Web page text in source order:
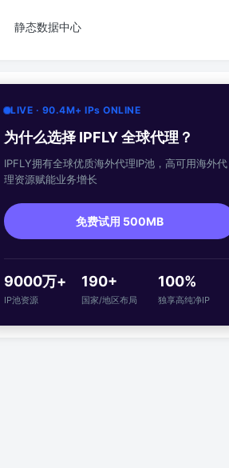
静态数据中心
LIVE · 90.4M+ IPs ONLINE
为什么选择 IPFLY 全球代理？
IPFLY拥有全球优质海外代理IP池，高可用海外代
理资源赋能业务增长
免费试用 500MB
9000万+
IP池资源
190+
国家/地区布局
100%
独享高纯净IP